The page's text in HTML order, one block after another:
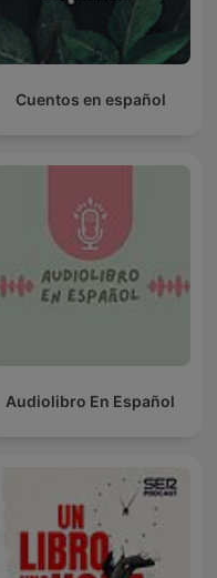
Cuentos en español
Audiolibro En Español